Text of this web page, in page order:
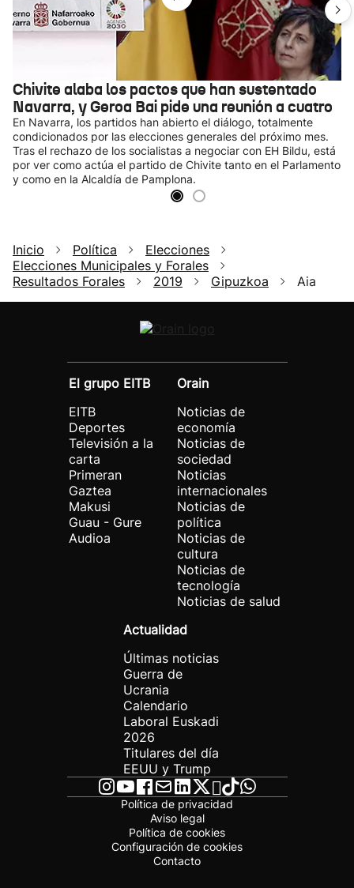
Chivite alaba los pactos que han sustentado
Navarra, y Geroa Bai pide una reunión a cuatro
En Navarra, los partidos han abierto el diálogo, totalmente
condicionados por las elecciones generales del próximo mes.
Tras el rechazo de los socialistas a negociar con EH Bildu, está
por ver como actúa el partido de Chivite tanto en el Parlamento
y como en la Alcaldía de Pamplona.
Inicio Política
Elecciones
Elecciones Municipales y Forales
Resultados Forales
2019 Gipuzkoa Aia
El grupo EITB
EITB
Deportes
Televisión a la
carta
Primeran
Gaztea
Makusi
Guau - Gure
Audioa
Orain
Noticias de
economía
Noticias de
sociedad
Noticias
internacionales
Noticias de
política
Noticias de
cultura
Noticias de
tecnología
Noticias de salud
Actualidad
Últimas noticias
Guerra de
Ucrania
Calendario
Laboral Euskadi
2026
Titulares del día
EEUU y Trump
Política de privacidad
Aviso legal
Política de cookies
Configuración de cookies
Contacto